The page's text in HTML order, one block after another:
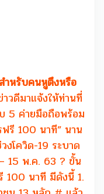
ำหรับคนหูตึงหรือ
วดีมาแจ้งให้ท่านที่
5 ค่ายมือถือพร้อม
ฟรี 100 นาที” นาน
งโควิด-19 ระบาด
15 พ.ค. 63 ? ขั้น
100 นาที มีดังนี้ 1.